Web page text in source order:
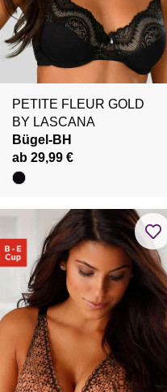
PETITE FLEUR GOLD
BY LASCANA
Bügel-BH
ab 29,99 €